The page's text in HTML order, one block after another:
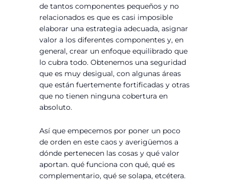
de tantos componentes pequeños y no
relacionados es que es casi imposible
elaborar una estrategia adecuada, asignar
valor a los diferentes componentes y, en
general, crear un enfoque equilibrado que
lo cubra todo. Obtenemos una seguridad
que es muy desigual, con algunas áreas
que están fuertemente fortificadas y otras
que no tienen ninguna cobertura en
absoluto.
Así que empecemos por poner un poco
de orden en este caos y averigüemos a
dónde pertenecen las cosas y qué valor
aportan. qué funciona con qué, qué es
complementario, qué se solapa, etcétera.